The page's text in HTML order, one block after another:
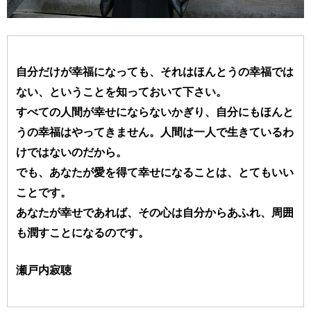
自分だけが幸福になっても、それはほんとうの幸福では
ない、ということを知っておいて下さい。
すべての人間が幸せにならないかぎり、自分にもほんと
うの幸福はやってきません。人間は一人で生きているわ
けではないのだから。
でも、あなたが愛を得て幸せになることは、とてもいい
ことです。
あなたが幸せであれば、その心は自分からあふれ、周囲
も潤すことになるのです。
瀬戸内寂聴